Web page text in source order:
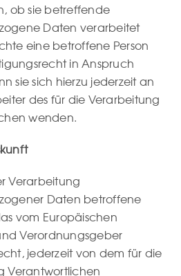
ob sie betreffende
Daten verarbeitet
eine betroffene Person
in Anspruch
sie sich hierzu jederzeit an
des für die Verarbeitung
wenden.
Verarbeitung
Daten betroffene
vom Europäischen
Verordnungsgeber
jederzeit von dem für die
Verantwortlichen